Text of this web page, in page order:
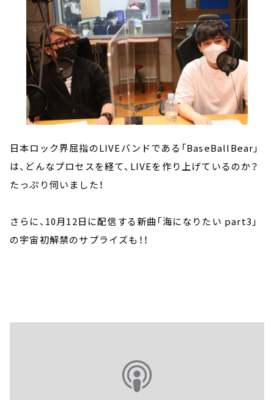
日本ロック界屈指のLIVEバンドである「BaseBallBear」
は、どんなプロセスを経て、LIVEを作り上げているのか？
たっぷり伺いました！
さらに、10月12日に配信する新曲「海になりたい part3」
の宇宙初解禁のサプライズも！！